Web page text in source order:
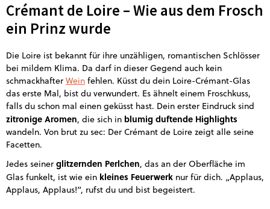
Crémant de Loire – Wie aus dem Frosch
ein Prinz wurde
Die Loire ist bekannt für ihre unzähligen, romantischen Schlösser
bei mildem Klima. Da darf in dieser Gegend auch kein
schmackhafter Wein fehlen. Küsst du dein Loire-Crémant-Glas
das erste Mal, bist du verwundert. Es ähnelt einem Froschkuss,
falls du schon mal einen geküsst hast. Dein erster Eindruck sind
zitronige Aromen, die sich in blumig duftende Highlights
wandeln. Von brut zu sec: Der Crémant de Loire zeigt alle seine
Facetten.
Jedes seiner glitzernden Perlchen, das an der Oberfläche im
Glas funkelt, ist wie ein kleines Feuerwerk nur für dich. „Applaus,
Applaus, Applaus!“, rufst du und bist begeistert.